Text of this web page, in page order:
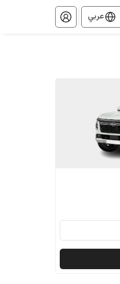
عربي